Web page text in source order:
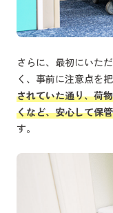
さらに、最初にいた
く、事前に注意点を
されていた通り、荷
くなど、安心して保
す。